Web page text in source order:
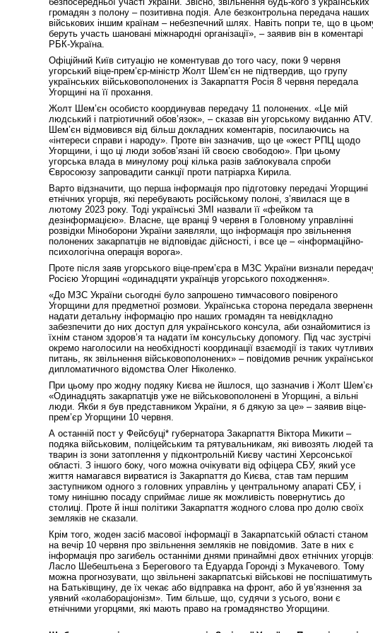
громадян з полону – позитивна подія. Але безконтрольна передача наших
військових іншим країнам – небезпечний шлях. Навіть попри те, що в
беруть участь шановані міжнародні організації», – заявив він в коментарі
РБК-Україна.
Офіційний Київ ситуацію не коментував до того часу, поки 9 червня
угорський віце-прем’єр-міністр Жолт Шем’єн не підтвердив, що групу
українських військовополонених із Закарпаття Росія 8 червня передала
Угорщині на її прохання.
Жолт Шем’єн особисто координував передачу 11 полонених. «Це мій
людський і патріотичний обов’язок», – сказав він угорському виданню ATV.
Шем’єн відмовився від більш докладних коментарів, посилаючись на
«інтереси справи і народу». Проте він зазначив, що це «жест РПЦ щодо
Угорщини, і що ці люди зобов’язані їй своєю свободою». При цьому
угорська влада в минулому році кілька разів заблокувала спроби
Євросоюзу запровадити санкції проти патріарха Кирила.
Варто відзначити, що перша інформація про підготовку передачі Угорщині
етнічних угорців, які перебувають російському полоні, з’явилася ще в
лютому 2023 року. Тоді українські ЗМІ назвали її «фейком та
дезінформацією». Власне, ще вранці 9 червня в Головному управлінні
розвідки Міноборони України заявляли, що інформація про звільнення
полонених закарпатців не відповідає дійсності, і все це – «інформаційно-
психологічна операція ворога».
Проте після заяв угорського віце-прем’єра в МЗС України визнали
Росією Угорщині «одинадцяти українців угорського походження».
«До МЗС України сьогодні було запрошено тимчасового повіреного
Угорщини для предметної розмови. Українська сторона передала
надати детальну інформацію про наших громадян та невідкладно
забезпечити до них доступ для українського консула, аби ознайомитися із
їхнім станом здоров’я та надати їм консульську допомогу. Під час зустрічі
окремо наголосили на необхідності координації взаємодії із таких
питань, як звільнення військовополонених» – повідомив речник
дипломатичного відомства Олег Ніколенко.
При цьому про жодну подяку Києва не йшлося, що зазначив і Жолт
«Одинадцять закарпатців уже не військовополонені в Угорщині, а вільні
люди. Якби я був представником України, я б дякую за це» – заявив віце-
прем’єр Угорщини 10 червня.
А останній пост у Фейсбуці* губернатора Закарпаття Віктора Микити –
подяка військовим, поліцейським та рятувальникам, які вивозять людей та
тварин із зони затоплення у підконтрольній Києву частині Херсонської
області. З іншого боку, чого можна очікувати від офіцера СБУ, який усе
життя намагався вирватися із Закарпаття до Києва, став там першим
заступником одного з головних управлінь у центральному апараті СБУ, і
тому нинішню посаду сприймає лише як можливість повернутись до
столиці. Проте й інші політики Закарпаття жодного слова про долю своїх
земляків не сказали.
Крім того, жоден засіб масової інформації в Закарпатській області станом
на вечір 10 червня про звільнення земляків не повідомив. Зате в них є
інформація про загибель останніми днями принаймні двох етнічних угорців:
Ласло Шебештьена з Берегового та Едуарда Горонді з Мукачевого. Тому
можна прогнозувати, що звільнені закарпатські військові не поспішатимуть
на Батьківщину, де їх чекає або відправка на фронт, або й ув’язнення за
уявний «колабораціонізм». Тим більше, що, судячи з усього, вони є
етнічними угорцями, які мають право на громадянство Угорщини.